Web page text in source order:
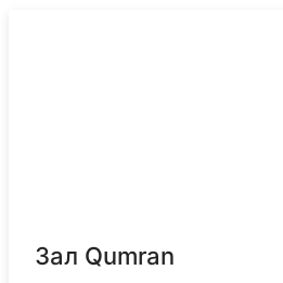
Зал Qumran